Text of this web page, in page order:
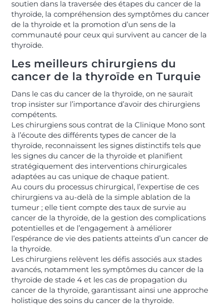
soutien dans la traversée des étapes du cancer de la
thyroïde, la compréhension des symptômes du cancer
de la thyroïde et la promotion d’un sens de la
communauté pour ceux qui survivent au cancer de la
thyroïde.
Les meilleurs chirurgiens du
cancer de la thyroïde en Turquie
Dans le cas du cancer de la thyroïde, on ne saurait
trop insister sur l’importance d’avoir des chirurgiens
compétents.
Les chirurgiens sous contrat de la Clinique Mono sont
à l’écoute des différents types de cancer de la
thyroïde, reconnaissent les signes distinctifs tels que
les signes du cancer de la thyroïde et planifient
stratégiquement des interventions chirurgicales
adaptées au cas unique de chaque patient.
Au cours du processus chirurgical, l’expertise de ces
chirurgiens va au-delà de la simple ablation de la
tumeur ; elle tient compte des taux de survie au
cancer de la thyroïde, de la gestion des complications
potentielles et de l’engagement à améliorer
l’espérance de vie des patients atteints d’un cancer de
la thyroïde.
Les chirurgiens relèvent les défis associés aux stades
avancés, notamment les symptômes du cancer de la
thyroïde de stade 4 et les cas de propagation du
cancer de la thyroïde, garantissant ainsi une approche
holistique des soins du cancer de la thyroïde.